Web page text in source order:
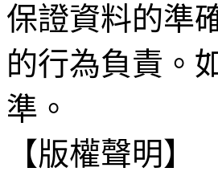
保證資料的準
的行為負責。
準。
【版權聲明】